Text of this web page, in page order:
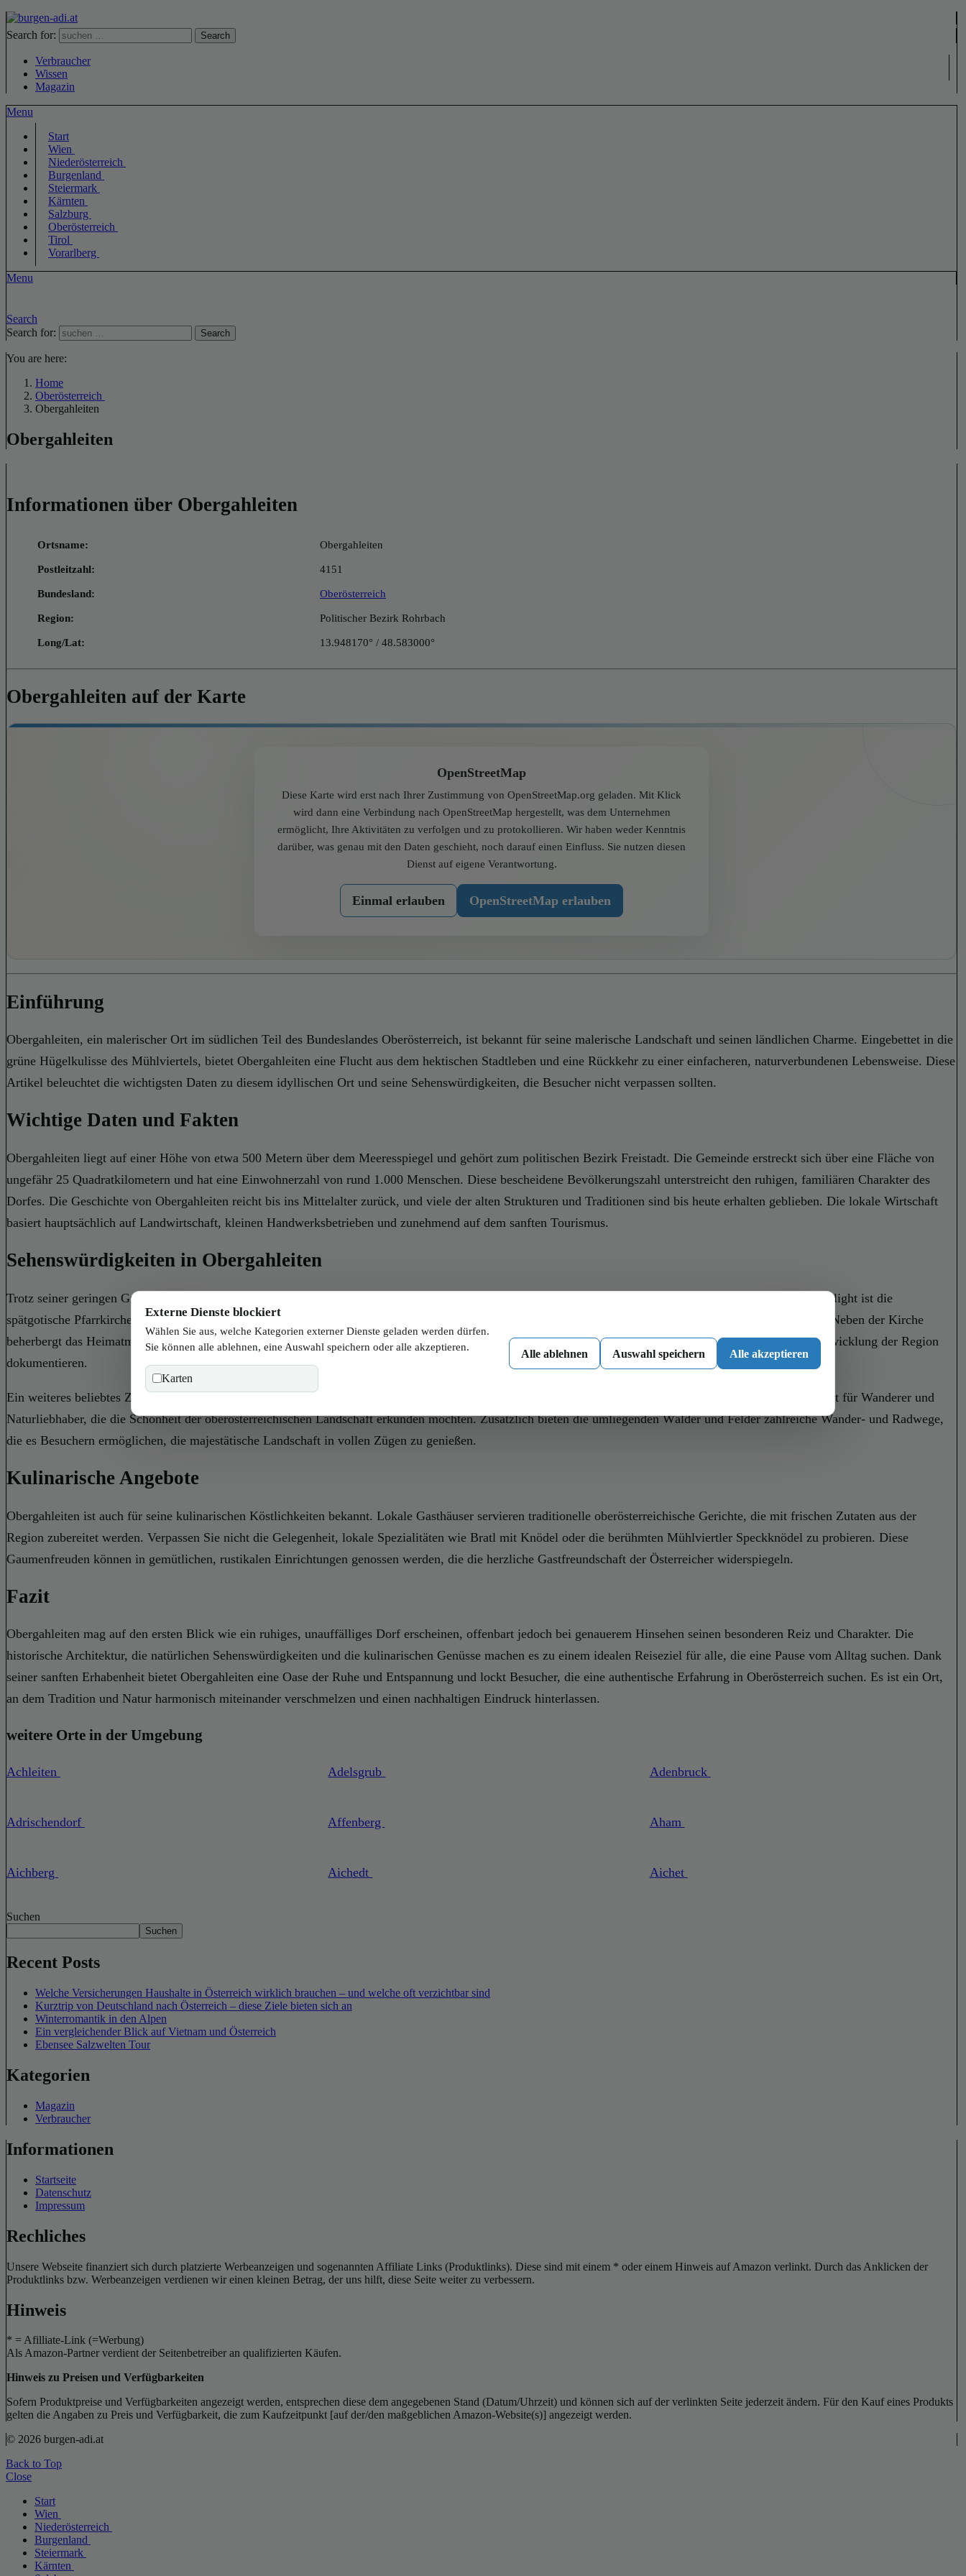
Search for: Search
Verbraucher
Wissen
Magazin
Menu
Start
Wien
Niederösterreich
Burgenland
Steiermark
Kärnten
Salzburg
Oberösterreich
Tirol
Vorarlberg
Menu
Search
Search for:
Search
You are here:
Home
Oberösterreich
Obergahleiten
Obergahleiten
Informationen über Obergahleiten
Ortsname: Obergahleiten
Postleitzahl: 4151
Bundesland: Oberösterreich
Region: Politischer Bezirk Rohrbach
Long/Lat: 13.948170° / 48.583000°
Obergahleiten auf der Karte
OpenStreetMap
Diese Karte wird erst nach Ihrer Zustimmung von OpenStreetMap.org geladen. Mit Klick
wird dann eine Verbindung nach OpenStreetMap hergestellt, was dem Unternehmen
ermöglicht, Ihre Aktivitäten zu verfolgen und zu protokollieren. Wir haben weder Kenntnis
darüber, was genau mit den Daten geschieht, noch darauf einen Einfluss. Sie nutzen diesen
Dienst auf eigene Verantwortung.
Einmal erlauben OpenStreetMap erlauben
Einführung
Obergahleiten, ein malerischer Ort im südlichen Teil des Bundeslandes Oberösterreich, ist bekannt für seine malerische Landschaft und seinen ländlichen Charme. Eingebettet in die
grüne Hügelkulisse des Mühlviertels, bietet Obergahleiten eine Flucht aus dem hektischen Stadtleben und eine Rückkehr zu einer einfacheren, naturverbundenen Lebensweise. Diese
Artikel beleuchtet die wichtigsten Daten zu diesem idyllischen Ort und seine Sehenswürdigkeiten, die Besucher nicht verpassen sollten.
Wichtige Daten und Fakten
Obergahleiten liegt auf einer Höhe von etwa 500 Metern über dem Meeresspiegel und gehört zum politischen Bezirk Freistadt. Die Gemeinde erstreckt sich über eine Fläche von
ungefähr 25 Quadratkilometern und hat eine Einwohnerzahl von rund 1.000 Menschen. Diese bescheidene Bevölkerungszahl unterstreicht den ruhigen, familiären Charakter des
Dorfes. Die Geschichte von Obergahleiten reicht bis ins Mittelalter zurück, und viele der alten Strukturen und Traditionen sind bis heute erhalten geblieben. Die lokale Wirtschaft
basiert hauptsächlich auf Landwirtschaft, kleinen Handwerksbetrieben und zunehmend auf dem sanften Tourismus.
Sehenswürdigkeiten in Obergahleiten
Trotz seiner geringen Größe hat Obergahleiten einige Sehenswürdigkeiten zu bieten, die sowohl Einwohner als auch Touristen in ihren Bann ziehen. Ein Highlight ist die
spätgotische Pfarrkirche St. Nikolaus, die im 15. Jahrhundert erbaut wurde. Die Kirche besticht durch ihre kunstvollen Fresken und den gotischen Hochaltar. Neben der Kirche
beherbergt das Heimatmuseum eine Vielfalt an Exponaten, die Einblicke in das alltägliche Leben der ehemaligen Dorfbewohner bieten und die kulturelle Entwicklung der Region
dokumentieren.
Ein weiteres beliebtes Ziel ist der Aussichtspunkt am Sonnenberg, der eine atemberaubende Panoramaaussicht auf das Mühlviertel bietet. Dieser Ort ist perfekt für Wanderer und
Naturliebhaber, die die Schönheit der oberösterreichischen Landschaft erkunden möchten. Zusätzlich bieten die umliegenden Wälder und Felder zahlreiche Wander- und Radwege,
die es Besuchern ermöglichen, die majestätische Landschaft in vollen Zügen zu genießen.
Kulinarische Angebote
Obergahleiten ist auch für seine kulinarischen Köstlichkeiten bekannt. Lokale Gasthäuser servieren traditionelle oberösterreichische Gerichte, die mit frischen Zutaten aus der
Region zubereitet werden. Verpassen Sie nicht die Gelegenheit, lokale Spezialitäten wie Bratl mit Knödel oder die berühmten Mühlviertler Speckknödel zu probieren. Diese
Gaumenfreuden können in gemütlichen, rustikalen Einrichtungen genossen werden, die die herzliche Gastfreundschaft der Österreicher widerspiegeln.
Fazit
Obergahleiten mag auf den ersten Blick wie ein ruhiges, unauffälliges Dorf erscheinen, offenbart jedoch bei genauerem Hinsehen seinen besonderen Reiz und Charakter. Die
historische Architektur, die natürlichen Sehenswürdigkeiten und die kulinarischen Genüsse machen es zu einem idealen Reiseziel für alle, die eine Pause vom Alltag suchen. Dank
seiner sanften Erhabenheit bietet Obergahleiten eine Oase der Ruhe und Entspannung und lockt Besucher, die eine authentische Erfahrung in Oberösterreich suchen. Es ist ein Ort,
an dem Tradition und Natur harmonisch miteinander verschmelzen und einen nachhaltigen Eindruck hinterlassen.
weitere Orte in der Umgebung
Achleiten Adelsgrub Adenbruck
Adrischendorf Affenberg Aham
Aichberg Aichedt Aichet
Suchen
Suchen
Recent Posts
Welche Versicherungen Haushalte in Österreich wirklich brauchen – und welche oft verzichtbar sind
Kurztrip von Deutschland nach Österreich – diese Ziele bieten sich an
Winterromantik in den Alpen
Ein vergleichender Blick auf Vietnam und Österreich
Ebensee Salzwelten Tour
Kategorien
Magazin
Verbraucher
Informationen
Startseite
Datenschutz
Impressum
Rechliches
Unsere Webseite finanziert sich durch platzierte Werbeanzeigen und sogenannten Affiliate Links (Produktlinks). Diese sind mit einem * oder einem Hinweis auf Amazon verlinkt. Durch das Anklicken der
Produktlinks bzw. Werbeanzeigen verdienen wir einen kleinen Betrag, der uns hilft, diese Seite weiter zu verbessern.
Hinweis
* = Afilliate-Link (=Werbung)
Als Amazon-Partner verdient der Seitenbetreiber an qualifizierten Käufen.
Hinweis zu Preisen und Verfügbarkeiten
Sofern Produktpreise und Verfügbarkeiten angezeigt werden, entsprechen diese dem angegebenen Stand (Datum/Uhrzeit) und können sich auf der verlinkten Seite jederzeit ändern. Für den Kauf eines Produkts
gelten die Angaben zu Preis und Verfügbarkeit, die zum Kaufzeitpunkt [auf der/den maßgeblichen Amazon-Website(s)] angezeigt werden.
© 2026 burgen-adi.at
Back to Top
Close
Start
Wien
Niederösterreich
Burgenland
Steiermark
Kärnten
Externe Dienste blockiert
Wählen Sie aus, welche Kategorien externer Dienste geladen werden dürfen.
Sie können alle ablehnen, eine Auswahl speichern oder alle akzeptieren.
Karten
Alle ablehnen Auswahl speichern Alle akzeptieren